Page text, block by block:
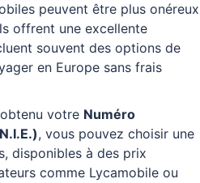
peuvent être plus onéreux
offrent une excellente
souvent des options de
en Europe sans frais
votre Numéro
, vous pouvez choisir une
disponibles à des prix
comme Lycamobile ou